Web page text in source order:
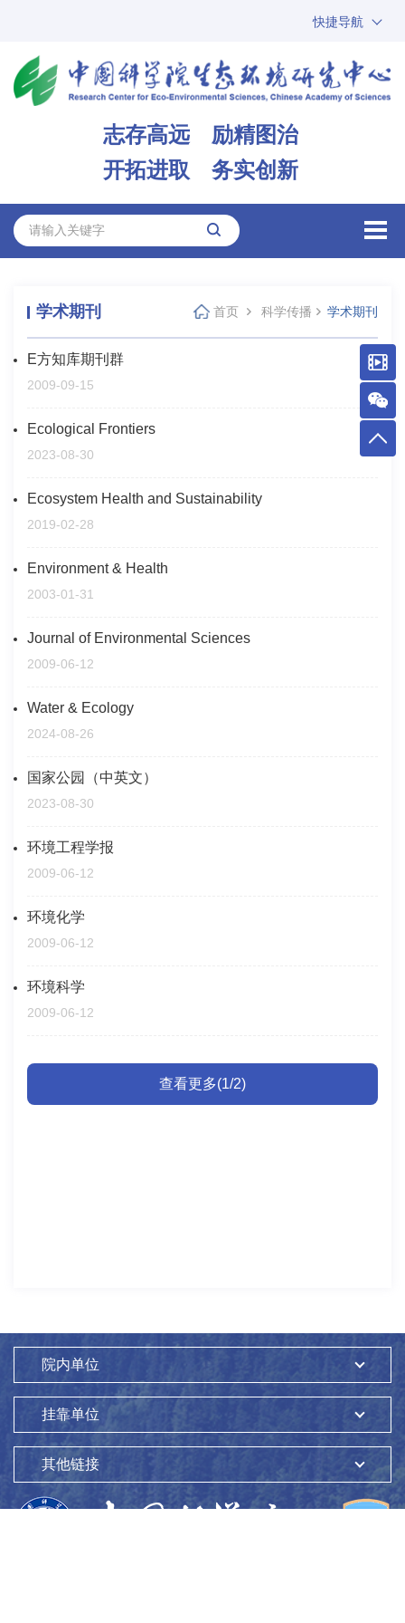
快捷导航
ARP
邮箱
志存高远 励精图治
开拓进取 务实创新
学术期刊 首页 科学传播 学术期刊
E方知库期刊群
2009-09-15
Ecological Frontiers
2023-08-30
Ecosystem Health and Sustainability
2019-02-28
Environment & Health
2003-01-31
Journal of Environmental Sciences
2009-06-12
Water & Ecology
2024-08-26
国家公园（中英文）
2023-08-30
环境工程学报
2009-06-12
环境化学
2009-06-12
环境科学
2009-06-12
查看更多(1/2)
院内单位
挂靠单位
其他链接